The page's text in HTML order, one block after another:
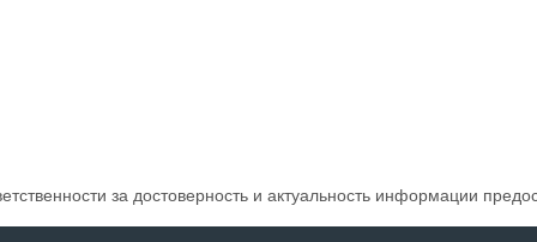
за достоверность и актуальность информации